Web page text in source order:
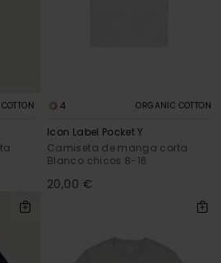
4 ORGANIC COTTON
Icon Label Pocket Y
Camiseta de manga corta
Blanco chicos 8-16
20,00 €